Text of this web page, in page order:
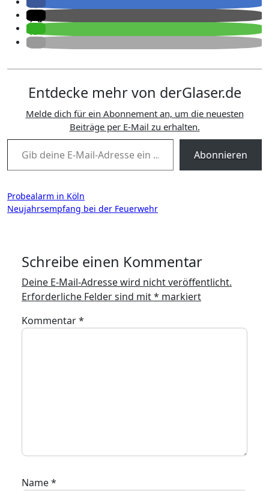
Entdecke mehr von derGlaser.de
Melde dich für ein Abonnement an, um die neuesten
Beiträge per E-Mail zu erhalten.
Gib deine E-Mail-Adresse ein ...
Abonnieren
Beitragsnavigation
Probealarm in Köln
Neujahrsempfang bei der Feuerwehr
Schreibe einen Kommentar
Deine E-Mail-Adresse wird nicht veröffentlicht.
Erforderliche Felder sind mit* markiert
Kommentar*
Name*